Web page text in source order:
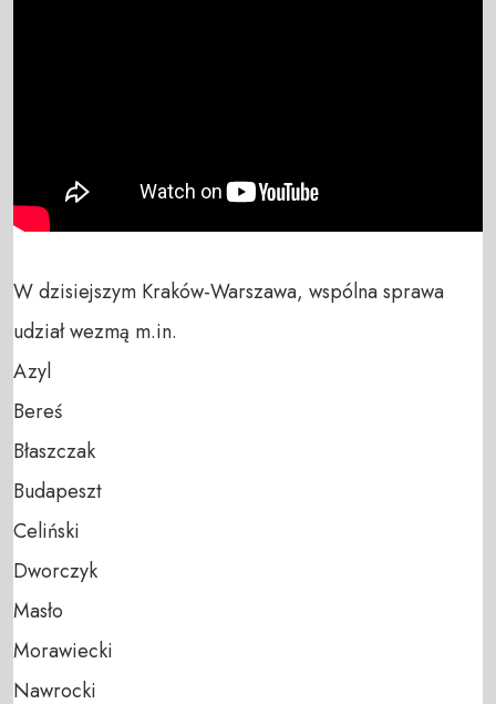
W dzisiejszym Kraków-Warszawa, wspólna sprawa
udział wezmą m.in.
Azyl
Bereś
Błaszczak
Budapeszt
Celiński
Dworczyk
Masło
Morawiecki
Nawrocki